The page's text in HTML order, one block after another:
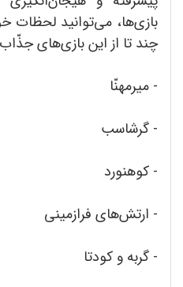
بازی‌ها، می‌توانید لحظات
چند تا از این بازی‌های
- میرمهنّا
- گرشاسب
- کوهنورد
- ارتش‌های فرازمینی
- گربه و کودتا